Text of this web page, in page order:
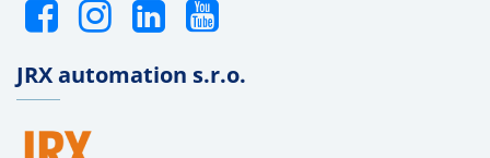
JRX automation s.r.o.